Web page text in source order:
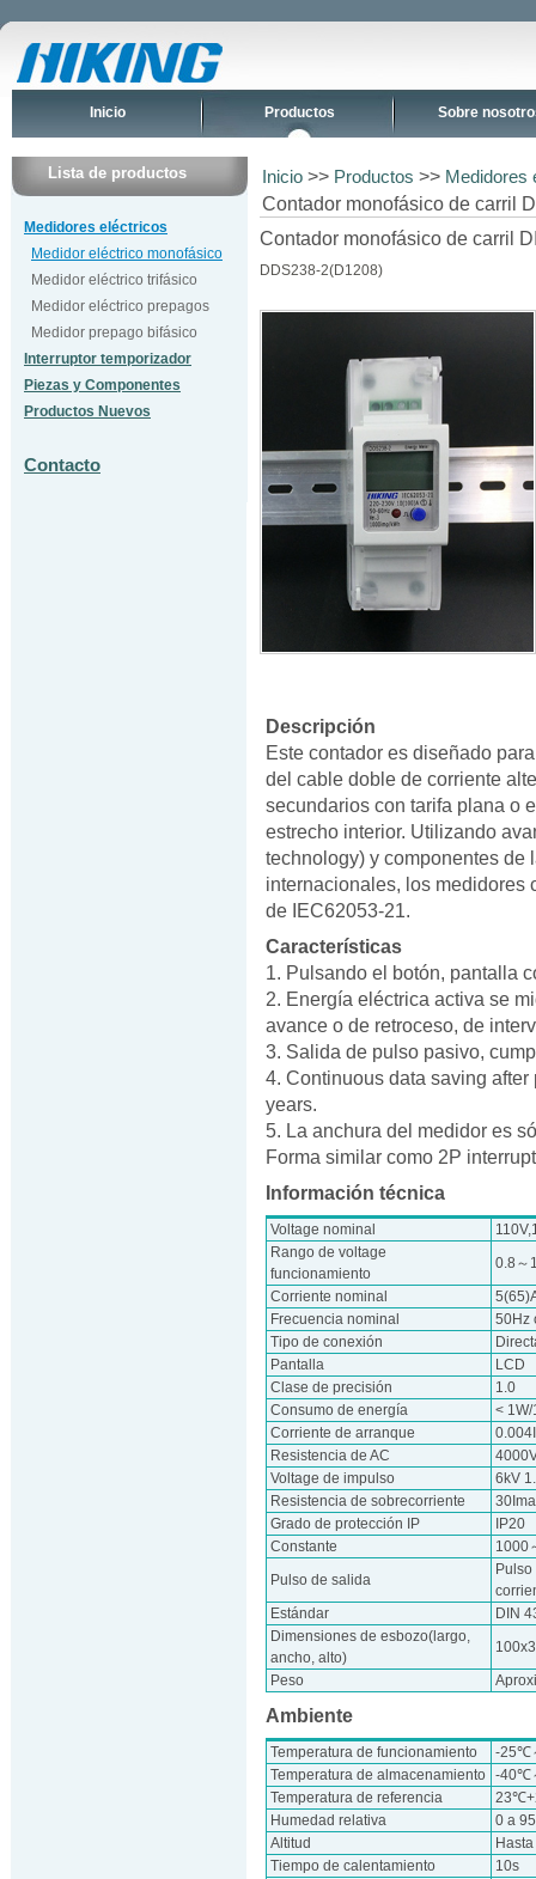
Inicio Productos Sobre
Lista de productos
Medidores eléctricos
Medidor eléctrico monofásico
Medidor eléctrico trifásico
Medidor eléctrico prepagos
Medidor prepago bifásico
Interruptor temporizador
Piezas y Componentes
Productos Nuevos
Contacto
Inicio >> Productos >> Medidores
Contador monofásico de carril
Contador monofásico de carril
DDS238-2(D1208)
Descripción
Este contador es diseñado
del cable doble de corriente
secundarios con tarifa plana o
estrecho interior. Utilizando
technology) y componentes de
internacionales, los medidores
de IEC62053-21.
Características
1. Pulsando el botón, pantalla
2. Energía eléctrica activa se
avance o de retroceso, de
3. Salida de pulso pasivo,
4. Continuous data saving
years.
5. La anchura del medidor es
Forma similar como 2P
Información técnica
Voltage nominal
Rango de voltage
funcionamiento
0.8～
Corriente nominal
Frecuencia nominal
50Hz
Tipo de conexión
Pantalla
LCD
Clase de precisión
1.0
Consumo de energía
<
Corriente de arranque
Resistencia de AC
Voltage de impulso
6kV
Resistencia de sobrecorriente
Grado de protección IP
IP20
Constante
1000
Pulso de salida
Estándar
DIN
Dimensiones de esbozo(largo,
ancho, alto)
Peso
Ambiente
Temperatura de funcionamiento
-25℃
Temperatura de almacenamiento
-40℃
Temperatura de referencia
Humedad relativa
0 a
Altitud
Tiempo de calentamiento
10s